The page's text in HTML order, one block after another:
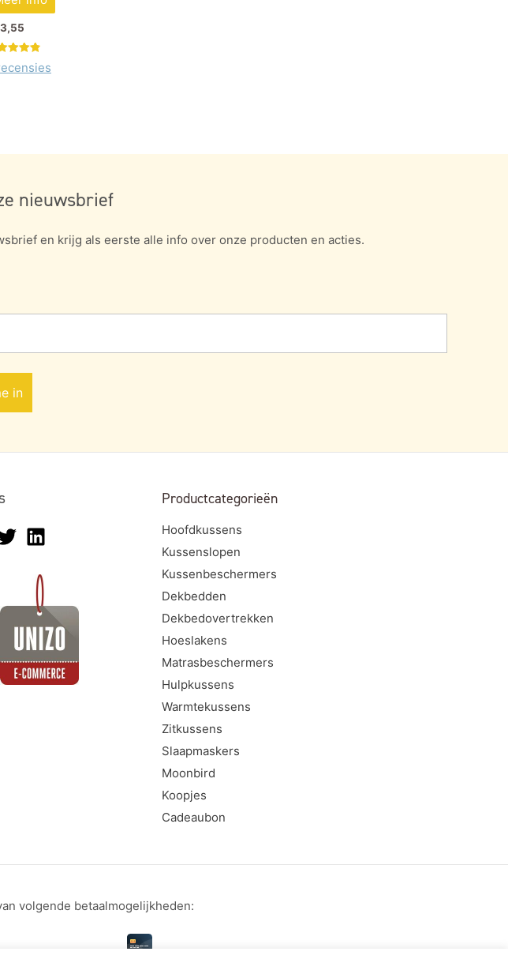
nieuwsbrief
en krijg als eerste alle info over onze producten en acties.
Productcategorieën
Hoofdkussens
Kussenslopen
Kussenbeschermers
Dekbedden
Dekbedovertrekken
Hoeslakens
Matrasbeschermers
Hulpkussens
Warmtekussens
Zitkussens
Slaapmaskers
Moonbird
Koopjes
Cadeaubon
volgende betaalmogelijkheden: